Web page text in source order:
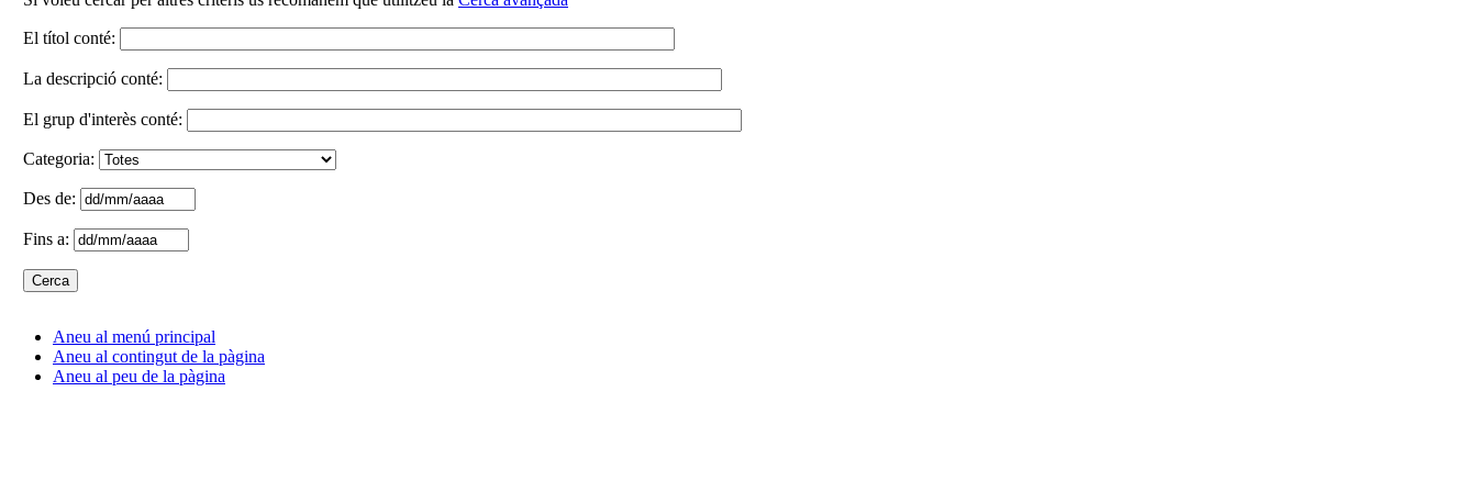
El títol conté:
La descripció conté:
El grup d'interès conté:
Categoria:
Des de:
Fins a:
Aneu al menú principal
Aneu al contingut de la pàgina
Aneu al peu de la pàgina